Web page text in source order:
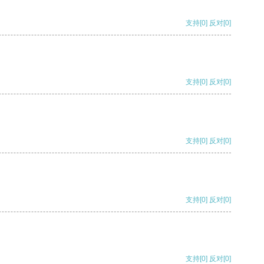
支持[0] 反对[0]
支持[0] 反对[0]
支持[0] 反对[0]
支持[0] 反对[0]
支持[0] 反对[0]